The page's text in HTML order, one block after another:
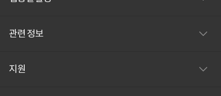
관련 정보
지원